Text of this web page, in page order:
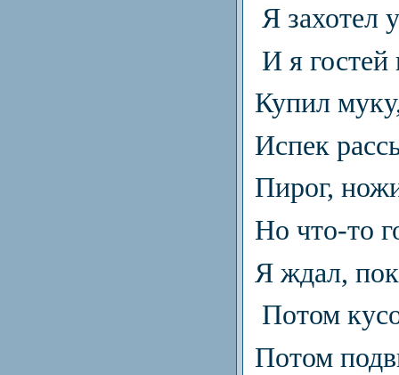
Я захотел
И я гостей
Купил
Испек
Пирог,
Но что-то
Я ждал,
Потом
Потом